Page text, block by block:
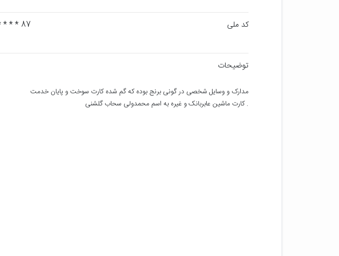
کد ملی 87 * * * * 4031
توضیحات
. کارت ماشین عابربانک و غیره به اسم محمدولی سحاب گلشنی